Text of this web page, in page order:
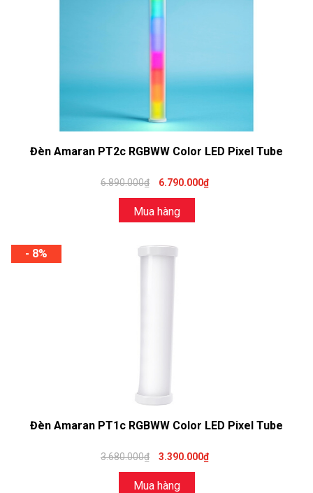
Đèn Amaran PT2c RGBWW Color LED Pixel Tube
6.890.000₫ 6.790.000₫
Mua hàng
- 8%
Đèn Amaran PT1c RGBWW Color LED Pixel Tube
3.680.000₫ 3.390.000₫
Mua hàng